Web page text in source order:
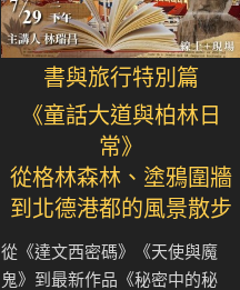
書與旅行特別篇
《童話大道與柏林日
常》
從格林森林、塗鴉圍牆
到北德港都的風景散步
從《達文西密碼》《天使與魔
鬼》到最新作品《秘密中的秘